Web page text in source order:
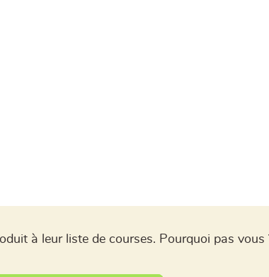
à leur liste de courses. Pourquoi pas vous